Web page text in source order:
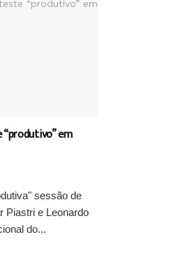
em
sessão de
Piastri e Leonardo
do...